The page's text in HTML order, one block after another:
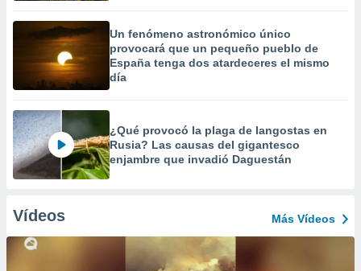
Un fenómeno astronómico único
provocará que un pequeño pueblo de
España tenga dos atardeceres el mismo
día
¿Qué provocó la plaga de langostas en
Rusia? Las causas del gigantesco
enjambre que invadió Daguestán
Vídeos Más Vídeos